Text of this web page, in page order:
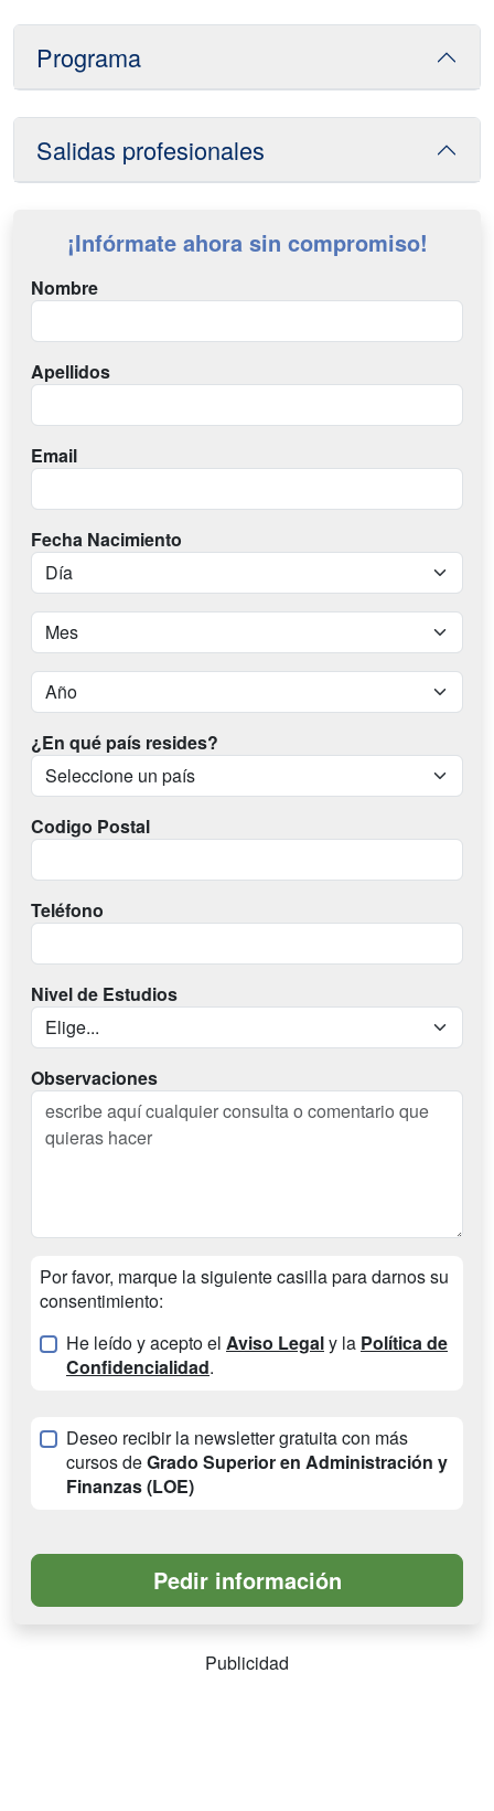
Programa
Salidas profesionales
¡Infórmate ahora sin compromiso!
Nombre
Apellidos
Email
Fecha Nacimiento
¿En qué país resides?
Codigo Postal
Teléfono
Nivel de Estudios
Observaciones
Por favor, marque la siguiente casilla para darnos su
consentimiento:
He leído y acepto el Aviso Legaly la Política de
Confidencialidad.
Deseo recibir la newsletter gratuita con más
cursos deGrado Superior en Administración y
Finanzas (LOE)
Publicidad